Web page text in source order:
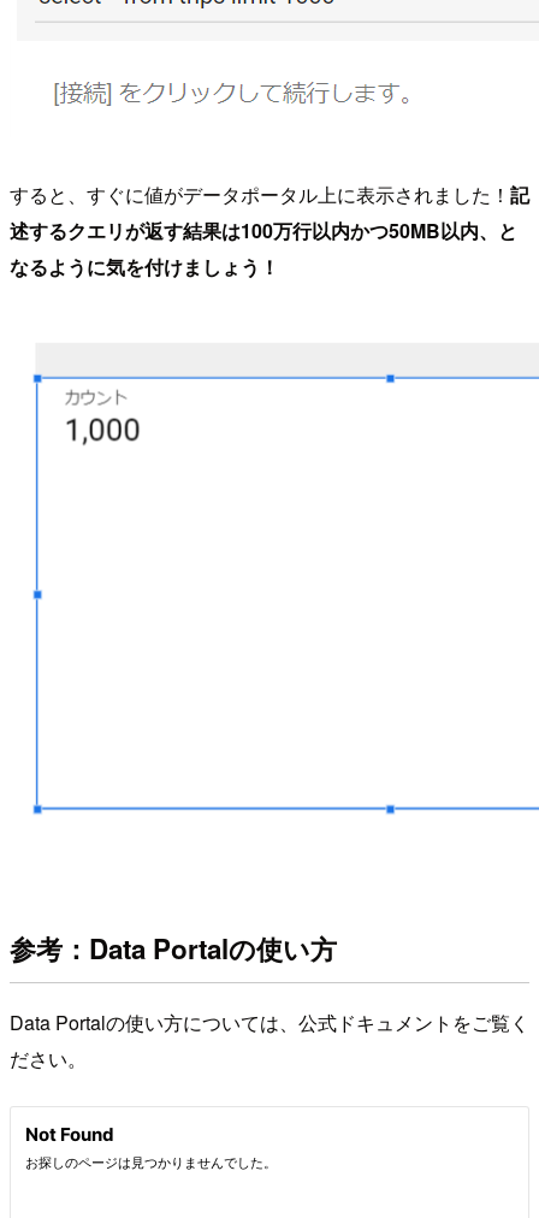
すると、すぐに値がデータポータル上に表示されました！ 記
述するクエリが返す結果は100万行以内かつ50MB以内、と
なるように気を付けましょう！
参考：Data Portalの使い方
Data Portalの使い方については、公式ドキュメントをご覧く
ださい。